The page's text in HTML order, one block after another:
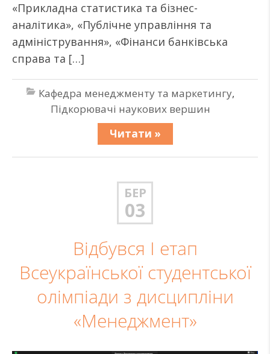
«Прикладна статистика та бізнес-
аналітика», «Публічне управління та
адміністрування», «Фінанси банківська
справа та […]
Кафедра менеджменту та маркетингу,
Підкорювачі наукових вершин
Читати »
БЕР
03
Відбувся І етап
Всеукраїнської студентської
олімпіади з дисципліни
«Менеджмент»